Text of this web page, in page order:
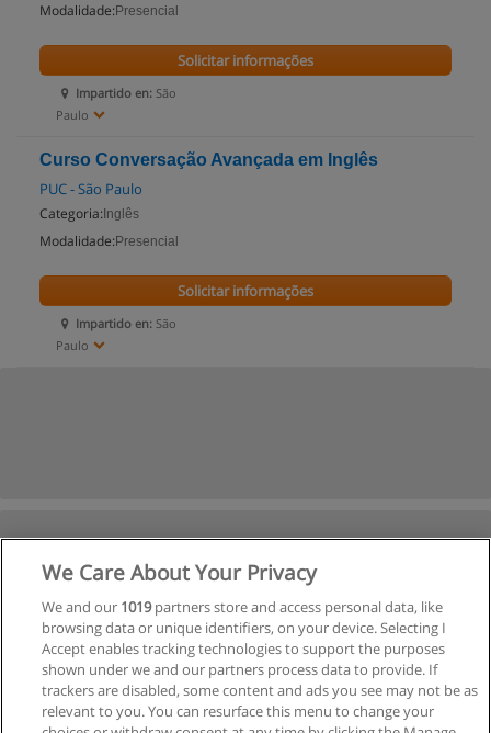
Modalidade: Presencial
Impartido en: São
Paulo
Solicitar informações
Curso Conversação Avançada em Inglês
PUC - São Paulo
Categoria: Inglês
Modalidade: Presencial
Impartido en: São
Paulo
Solicitar informações
We Care About Your Privacy
We and our 1019partners store and access personal data, like
browsing data or unique identifiers, on your device. Selecting I
Accept enables tracking technologies to support the purposes
shown under we and our partners process data to provide. If
trackers are disabled, some content and ads you see may not be as
relevant to you. You can resurface this menu to change your